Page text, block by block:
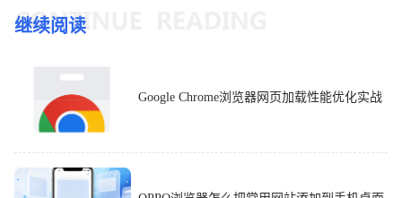
继续阅读
Google Chrome浏览器网页加载性能优化实战